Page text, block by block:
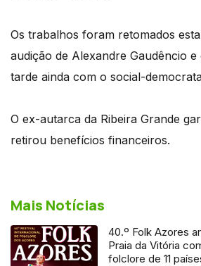
Os trabalhos foram retomados
audição de Alexandre Gaudêncio
tarde ainda com o social-
O ex-autarca da Ribeira Grande
retirou benefícios financeiros.
Mais Notícias
40.º Folk Azores
Praia da Vitória
folclore de 11